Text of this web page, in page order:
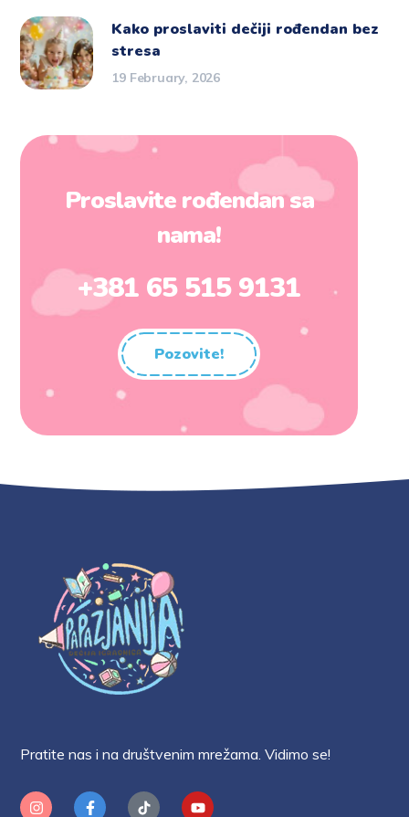
Kako proslaviti dečiji rođendan bez
stresa
19 February, 2026
Proslavite rođendan sa
nama!
+381 65 515 9131
Pozovite!
Pratite nas i na društvenim mrežama. Vidimo se!